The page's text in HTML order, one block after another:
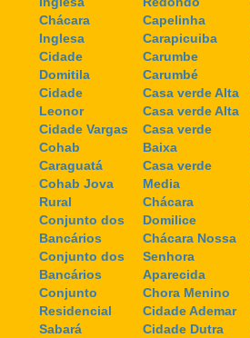
Chácara
Inglesa
Cidade
Domitila
Cidade
Leonor
Cidade Vargas
Cohab
Caraguatá
Cohab Jova
Rural
Conjunto dos
Bancários
Conjunto dos
Bancários
Conjunto
Residencial
Sabará
Capelinha
Carapicuiba
Carumbe
Carumbé
Casa verde Alta
Casa verde Alta
Casa verde
Baixa
Casa verde
Media
Chácara
Domilice
Chácara Nossa
Senhora
Aparecida
Chora Menino
Cidade Ademar
Cidade Dutra